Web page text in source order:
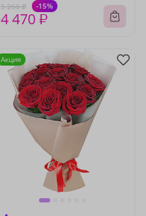
5 260 ₽ -15%
4 470 ₽
Акция